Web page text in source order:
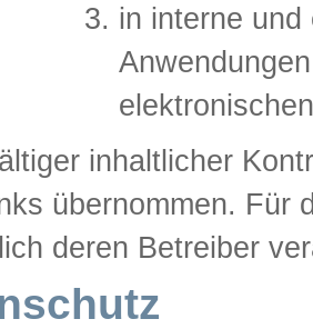
in interne
inhaltlicher
übernommen. Für
deren Betreiber